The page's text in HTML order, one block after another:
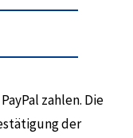
zahlen. Die
der